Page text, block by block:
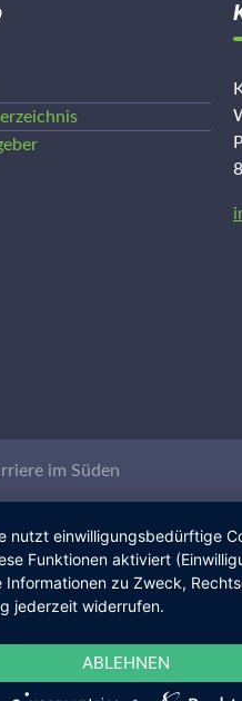
im Süden
nutzt einwilligungsbedürftige
Funktionen aktiviert
Informationen zu Zweck,
jederzeit widerrufen.
ABLEHNEN